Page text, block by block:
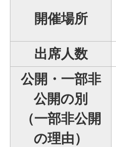
開催場所
出席人数
公開・一部非
公開の別
（一部非公開
の理由）